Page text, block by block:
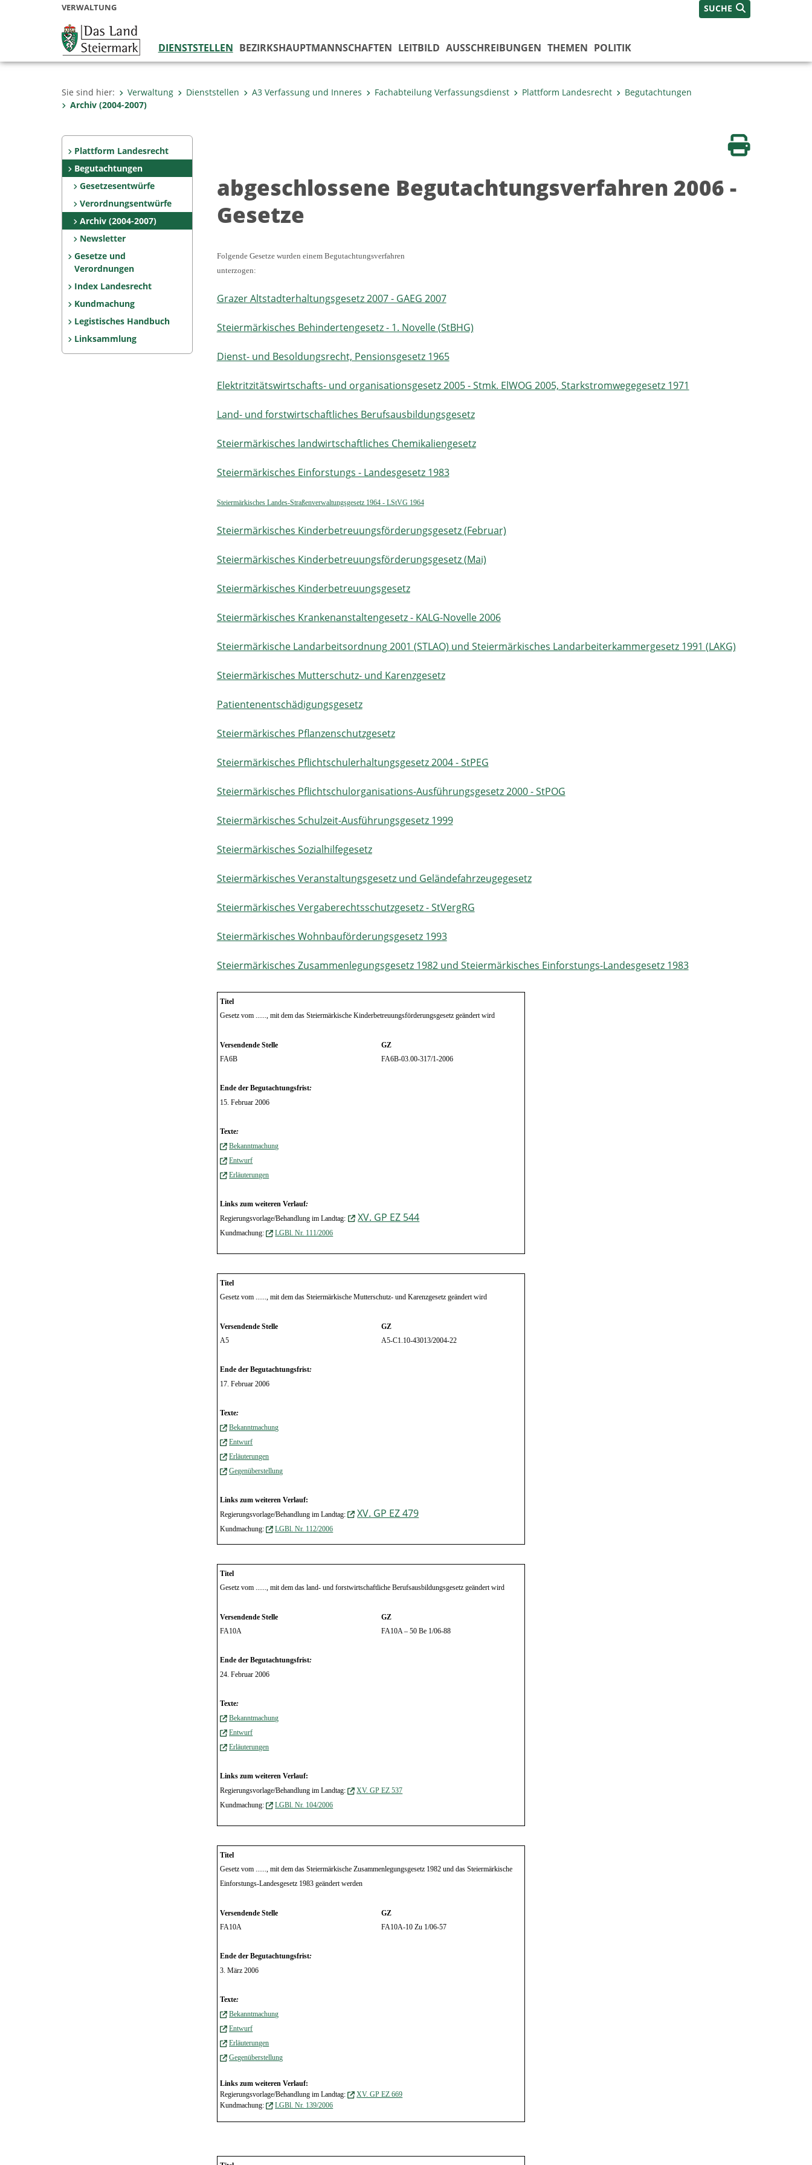
VERWALTUNG SUCHE
DIENSTSTELLEN BEZIRKS­HAUPTMANNSCHAFTEN LEITBILD AUSSCHREIBUNGEN THEMEN POLITIK
Sie sind hier: Verwaltung Dienststellen A3 Verfassung und Inneres Fachabteilung Verfassungs­dienst Plattform Landesrecht
Begutachtungen
Archiv (2004-2007)
Plattform Landesrecht
Begutachtungen
Gesetzesentwürfe
Verordnungsentwürfe
Archiv (2004-2007)
Newsletter
Gesetze und
Verordnungen
Index Landesrecht
Kundmachung
Legistisches Handbuch
Linksammlung
Seite drucken
abgeschlossene Begutachtungsverfahren 2006 -
Gesetze
Folgende Gesetze wurden einem Begutachtungsverfahren
unterzogen:
Grazer Altstadterhaltungsgesetz 2007 - GAEG 2007
Steiermärkisches Behindertengesetz - 1. Novelle (StBHG)
Dienst- und Besoldungsrecht, Pensionsgesetz 1965
Elektritzitätswirtschafts- und organisationsgesetz 2005 - Stmk. ElWOG 2005, Starkstromwegegesetz 1971
Land- und forstwirtschaftliches Berufsausbildungsgesetz
Steiermärkisches landwirtschaftliches Chemikaliengesetz
Steiermärkisches Einforstungs - Landesgesetz 1983
Steiermärkisches Landes-Straßenverwaltungsgesetz 1964 - LStVG 1964
Steiermärkisches Kinderbetreuungsförderungsgesetz (Februar)
Steiermärkisches Kinderbetreuungsförderungsgesetz (Mai)
Steiermärkisches Kinderbetreuungsgesetz
Steiermärkisches Krankenanstaltengesetz - KALG-Novelle 2006
Steiermärkische Landarbeitsordnung 2001 (STLAO) und Steiermärkisches Landarbeiterkammergesetz 1991 (LAKG)
Steiermärkisches Mutterschutz- und Karenzgesetz
Patientenentschädigungsgesetz
Steiermärkisches Pflanzenschutzgesetz
Steiermärkisches Pflichtschulerhaltungsgesetz 2004 - StPEG
Steiermärkisches Pflichtschulorganisations-Ausführungsgesetz 2000 - StPOG
Steiermärkisches Schulzeit-Ausführungsgesetz 1999
Steiermärkisches Sozialhilfegesetz
Steiermärkisches Veranstaltungsgesetz und Geländefahrzeugegesetz
Steiermärkisches Vergaberechtsschutzgesetz - StVergRG
Steiermärkisches Wohnbauförderungsgesetz 1993
Steiermärkisches Zusammenlegungsgesetz 1982 und Steiermärkisches Einforstungs-Landesgesetz 1983
Titel
Gesetz vom ......, mit dem dasSteiermärkische Kinderbetreuungsförderungsgesetz geändert wird
Versendende Stelle
GZ
FA6B
FA6B-03.00-317/1-2006
Ende der Begutachtungsfrist:
15. Februar 2006
Texte:
Bekanntmachung
Entwurf
Erläuterungen
Links zum weiteren Verlauf:
Regierungsvorlage/Behandlung im Landtag:
XV. GP EZ 544
Kundmachung: LGBl. Nr. 111/2006
Titel
Gesetz vom ......, mit dem das Steiermärkische Mutterschutz- und Karenzgesetz geändertwird
Versendende Stelle
GZ
A5
A5-C1.10-43013/2004-22
Ende der Begutachtungsfrist:
17. Februar 2006
Texte:
Bekanntmachung
Entwurf
Erläuterungen
Gegenüberstellung
Links zum weiteren Verlauf:
Regierungsvorlage/Behandlung im Landtag:
XV. GP EZ 479
Kundmachung: LGBl. Nr. 112/2006
Titel
Gesetz vom ......, mit dem das land- und forstwirtschaftliche Berufsausbildungsgesetz geändertwird
Versendende Stelle
GZ
FA10A
FA10A – 50 Be 1/06-88
Ende der Begutachtungsfrist:
24. Februar 2006
Texte:
Bekanntmachung
Entwurf
Erläuterungen
Links zum weiteren Verlauf:
Regierungsvorlage/Behandlung im Landtag:
XV. GP EZ 537
Kundmachung:
LGBl. Nr. 104/2006
Titel
Gesetz vom ......, mit dem das Steiermärkische Zusammenlegungsgesetz 1982 und das Steiermärkische
Einforstungs-Landesgesetz 1983 geändert werden
Versendende Stelle
GZ
FA10A
FA10A-10 Zu 1/06-57
Ende der Begutachtungsfrist:
3. März 2006
Texte:
Bekanntmachung
Entwurf
Erläuterungen
Gegenüberstellung
Links zum weiteren Verlauf:
Regierungsvorlage/Behandlung im Landtag:
XV. GP EZ 669
Kundmachung:
LGBl. Nr. 139/2006